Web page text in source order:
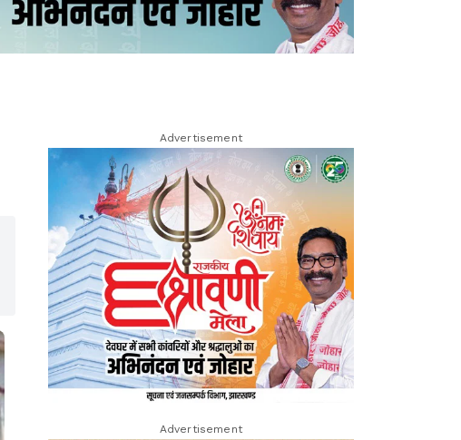
Advertisement
Advertisement